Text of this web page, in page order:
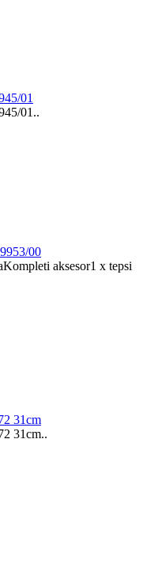
01
01..
00
aksesor1 x tepsi
31cm
31cm..